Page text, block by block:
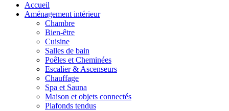
Accueil
Aménagement intérieur
Chambre
Bien-être
Cuisine
Salles de bain
Poêles et Cheminées
Escalier & Ascenseurs
Chauffage
Spa et Sauna
Maison et objets connectés
Plafonds tendus